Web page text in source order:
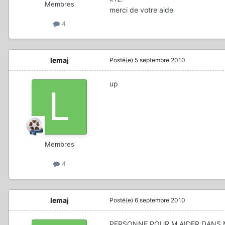
Membres
4
merci de votre aide
lemaj
Membres
4
Posté(e) 5 septembre 2010
up
lemaj Posté(e) 6 septembre 2010